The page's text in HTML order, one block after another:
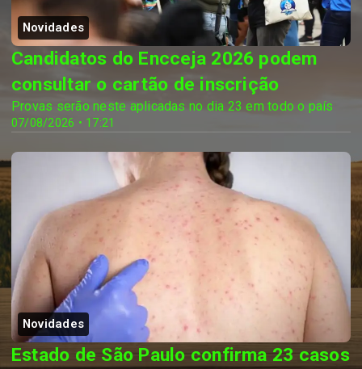
Novidades
07/08/2026 • 17:21
Candidatos do Encceja 2026 podem
consultar o cartão de inscrição
Provas serão neste aplicadas no dia 23 em todo o país
Novidades
Estado de São Paulo confirma 23 casos